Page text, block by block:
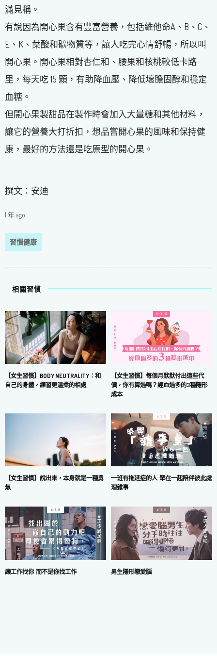
滿見稱。
有說因為開心果含有豐富營養，包括維他命A、B、C、
E、K、葉酸和礦物質等，讓人吃完心情舒暢，所以叫
開心果。開心果相對杏仁和、腰果和核桃較低卡路
里，每天吃 15 顆，有助降血壓、降低壞膽固醇和穩定
血糖。
但開心果製甜品在製作時會加入大量糖和其他材料，
讓它的營養大打折扣，想品嘗開心果的風味和保持健
康，最好的方法還是吃原型的開心果。
撰文：安迪
1 年 ago
習慣健康
相關習慣
【女生習慣】BODY NEUTRALITY：和
自己的身體，練習更溫柔的相處
【女生習慣】每個月默默付出這些代
價，你有算過嗎？經血過多的3種隱形
成本
【女生習慣】說出來，本身就是一種勇
氣
一班有拖延症的人 聚在一起陪伴彼此處
理雜事
讓工作找你 而不是你找工作 男生隱形戀愛腦